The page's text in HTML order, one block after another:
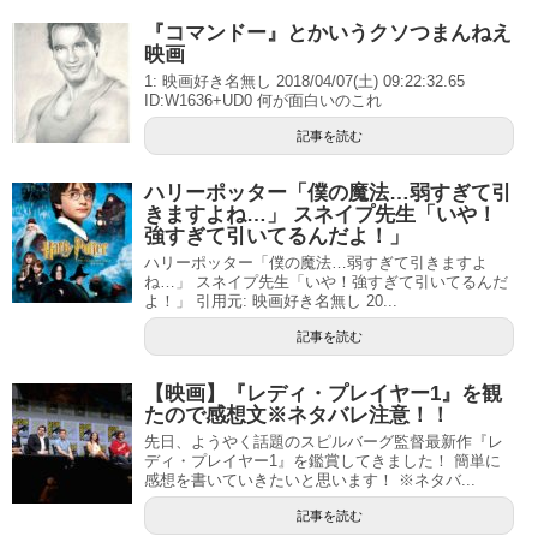
『コマンドー』とかいうクソつまんねえ
映画
1: 映画好き名無し 2018/04/07(土) 09:22:32.65
ID:W1636+UD0 何が面白いのこれ
記事を読む
ハリーポッター「僕の魔法…弱すぎて引
きますよね…」 スネイプ先生「いや！
強すぎて引いてるんだよ！」
ハリーポッター「僕の魔法…弱すぎて引きますよ
ね…」 スネイプ先生「いや！強すぎて引いてるんだ
よ！」 引用元: 映画好き名無し 20...
記事を読む
【映画】『レディ・プレイヤー1』を観
たので感想文※ネタバレ注意！！
先日、ようやく話題のスピルバーグ監督最新作『レ
ディ・プレイヤー1』を鑑賞してきました！ 簡単に
感想を書いていきたいと思います！ ※ネタバ...
記事を読む